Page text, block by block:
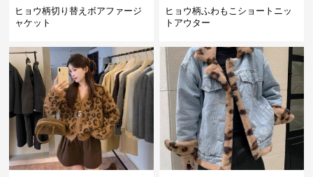
ヒョウ柄切り替えボアファージ
ャケット
ヒョウ柄ふわもこショートニッ
トアウター